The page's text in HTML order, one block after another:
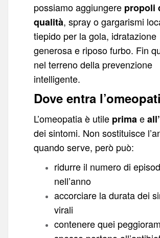
possiamo aggiungere propoli
qualità, spray o gargarismi
tiepido per la gola, idratazione
generosa e riposo furbo. Fin
nel terreno della prevenzione
intelligente.
Dove entra
L’omeopatia è utile primae
dei sintomi. Non sostituisce
quando serve, però può:
ridurre il numero di
nell’anno
accorciare la durata dei
virali
contenere quei